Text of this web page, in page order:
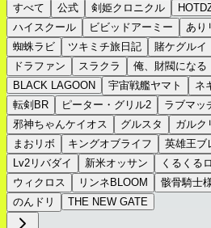
すべて 公式 剣姫クロニクル
ハイスクール
ビビッドアーミー あり
蜘蛛ラビ
ツキミチ旅日記 賭ケグルイ
ドラファン
スラクラ 俺、財閥になる
BLACK LAGOON
宇宙戦艦ヤマト ネ
転剣BR
ピーター・グリル2 ラブマッ
邪神ちゃんケイオス
グルスタ ガルク
まおリボ
キングオブライフ 英雄王ブ
Lv2リバダイ
新米オッサン くるくる
ウィクロス
リンネBLOOM 骸骨騎士
のんドリ
THE NEW GATE